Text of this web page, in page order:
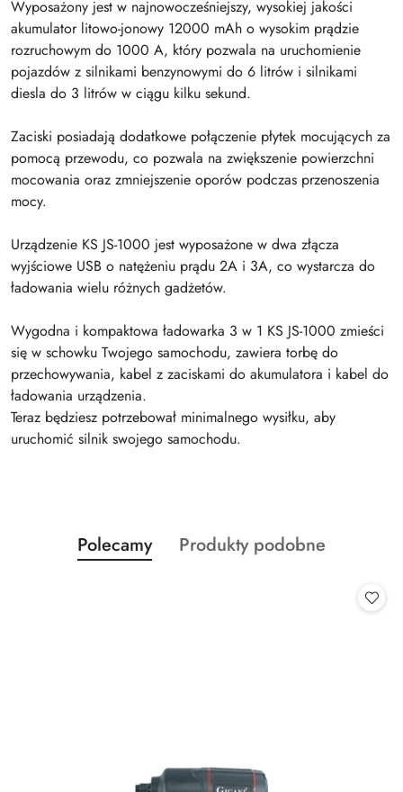
Wyposażony jest w najnowocześniejszy, wysokiej jakości
akumulator litowo-jonowy 12000 mAh o wysokim prądzie
rozruchowym do 1000 A, który pozwala na uruchomienie
pojazdów z silnikami benzynowymi do 6 litrów i silnikami
diesla do 3 litrów w ciągu kilku sekund.
Zaciski posiadają dodatkowe połączenie płytek mocujących za
pomocą przewodu, co pozwala na zwiększenie powierzchni
mocowania oraz zmniejszenie oporów podczas przenoszenia
mocy.
Urządzenie KS JS-1000 jest wyposażone w dwa złącza
wyjściowe USB o natężeniu prądu 2A i 3A, co wystarcza do
ładowania wielu różnych gadżetów.
Wygodna i kompaktowa ładowarka 3 w 1 KS JS-1000 zmieści
się w schowku Twojego samochodu, zawiera torbę do
przechowywania, kabel z zaciskami do akumulatora i kabel do
ładowania urządzenia.
Teraz będziesz potrzebował minimalnego wysiłku, aby
uruchomić silnik swojego samochodu.
Pomiń karuzelę produktów
Produkty
o
Polecamy
Produkty
Produkty podobne